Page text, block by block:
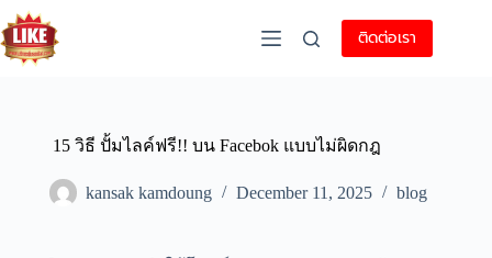
ติดต่อเรา
15 วิธี ปั้มไลค์ฟรี!! บน Facebok แบบไม่ผิดกฎ
kansak kamdoung December 11, 2025 blog